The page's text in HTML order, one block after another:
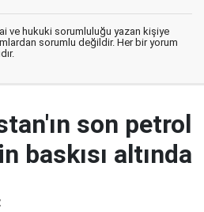
ve hukuki sorumluluğu yazan kişiye
sorumlu değildir. Her bir yorum
son petrol
baskısı altında